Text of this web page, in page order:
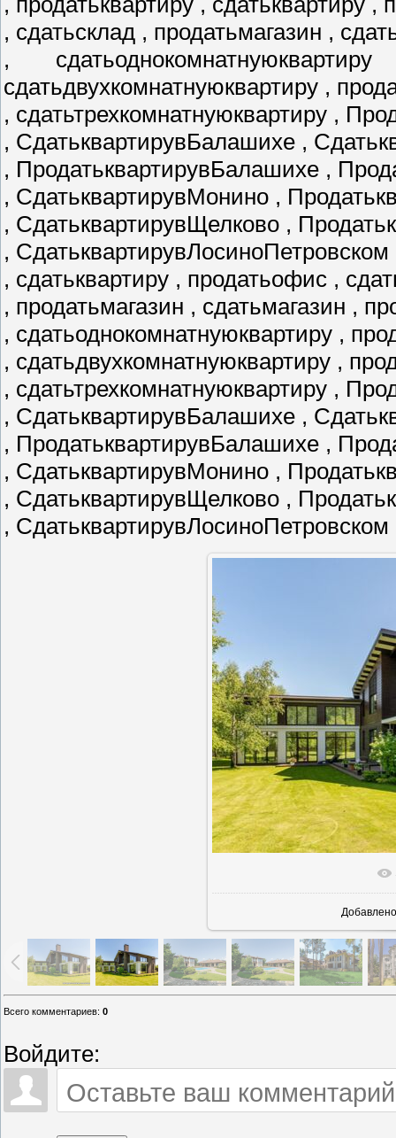
, сдатьсклад , продатьмагазин ,
,
сдатьдвухкомнатнуюквартиру ,
, сдатьтрехкомнатнуюквартиру ,
, СдатьквартирувБалашихе ,
, ПродатьквартирувБалашихе ,
, СдатьквартирувМонино ,
, СдатьквартирувЩелково ,
, СдатьквартирувЛосиноПетровском
, сдатьквартиру , продатьофис ,
, продатьмагазин , сдатьмагазин ,
, сдатьоднокомнатнуюквартиру ,
, сдатьдвухкомнатнуюквартиру ,
, сдатьтрехкомнатнуюквартиру ,
, СдатьквартирувБалашихе ,
, ПродатьквартирувБалашихе ,
, СдатьквартирувМонино ,
, СдатьквартирувЩелково ,
, СдатьквартирувЛосиноПетровском
В
Добавлено
Всего комментариев: 0
Войдите: